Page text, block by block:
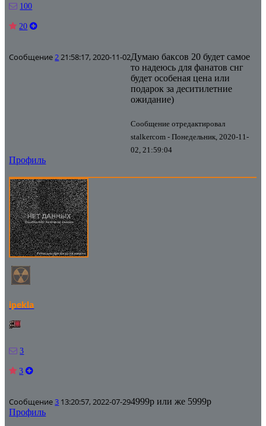
100
20
Сообщение221:58:17, 2020-11-02Думаю баксов 20 будет самое
то надеюсь для фанатов снг
будет особеная цена или
подарок за деситилетние
ожидание)
Сообщение отредактировал
stalkercom -Понедельник, 2020-11-
02, 21:59:04
Профиль
ipekla
3
3
Сообщение3 13:20:57, 2022-07-294999р или же 5999р
Профиль